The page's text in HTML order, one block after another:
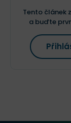
Tento článek
a buďte